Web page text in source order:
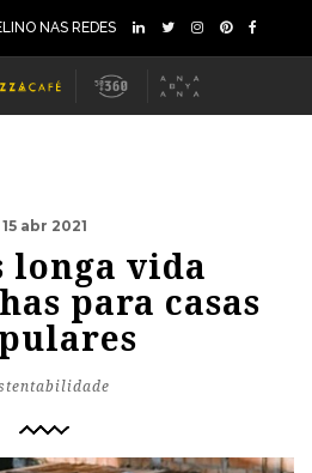
NAS REDES
15 abr 2021
longa vida
para casas